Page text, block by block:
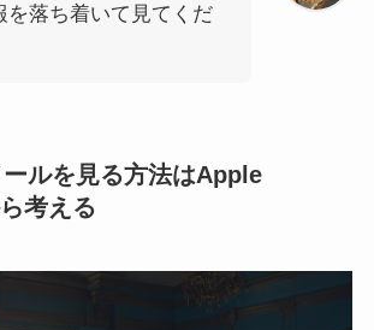
を落ち着いて見てくだ
ルを見る方法はApple
考える